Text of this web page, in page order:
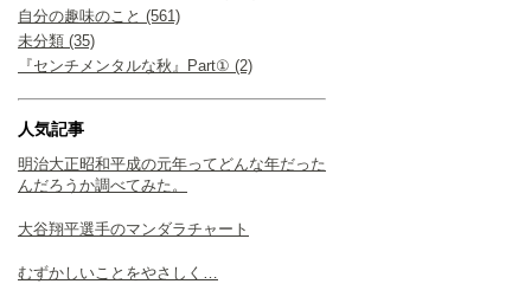
自分の趣味のこと (561)
未分類 (35)
『センチメンタルな秋』Part① (2)
人気記事
明治大正昭和平成の元年ってどんな年だった
んだろうか調べてみた。
大谷翔平選手のマンダラチャート
むずかしいことをやさしく…